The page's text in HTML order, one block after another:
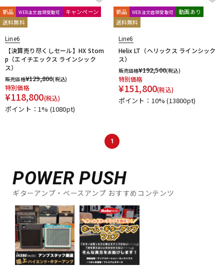
新品 WEB注文店頭受取可
キャンペーン
送料無料
Line6
【決算売り尽くしセール】HX Stom
p（エイチエックス ラインシック
ス）
販売価格¥129,800(税込)
特別価格
¥118,800(税込)
ポイント：1% (1080pt)
新品 WEB注文店頭受取可
動画あり
送料無料
Line6
Helix LT（ヘリックス ラインシック
ス）
販売価格¥192,500(税込)
特別価格
¥151,800(税込)
ポイント：10%(13800pt)
1
POWER PUSH
ギターアンプ・ベースアンプ おすすめコンテンツ